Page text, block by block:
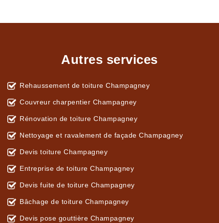
Autres services
Rehaussement de toiture Champagney
Couvreur charpentier Champagney
Rénovation de toiture Champagney
Nettoyage et ravalement de façade Champagney
Devis toiture Champagney
Entreprise de toiture Champagney
Devis fuite de toiture Champagney
Bâchage de toiture Champagney
Devis pose gouttière Champagney